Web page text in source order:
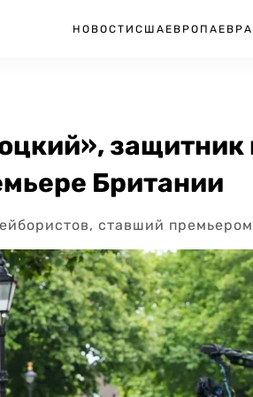
НОВОСТИ США ЕВРОПА
защитник
Британии
ставший